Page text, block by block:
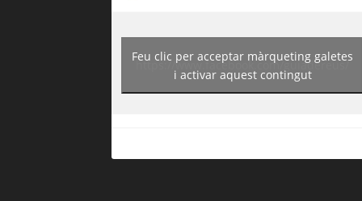
https://www.facebook.com/guiadereus/
Feu clic per acceptar màrqueting galetes
i activar aquest contingut